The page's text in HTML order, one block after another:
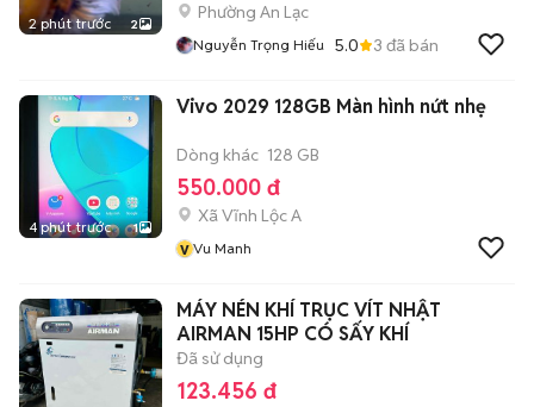
2 phút trước 2
Phường An Lạc
Nguyễn Trọng Hiếu 5.0 3 đã bán
4 phút trước 1
Vivo 2029 128GB Màn hình nứt nhẹ
Dòng khác 128 GB
550.000 đ
Xã Vĩnh Lộc A
v Vu Manh
MÁY NÉN KHÍ TRỤC VÍT NHẬT
AIRMAN 15HP CÓ SẤY KHÍ
Đã sử dụng
123.456 đ